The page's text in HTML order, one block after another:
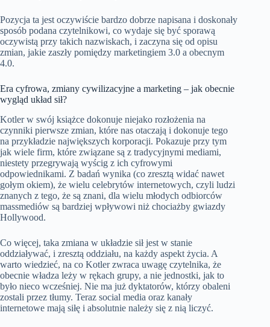
Pozycja ta jest oczywiście bardzo dobrze napisana i doskonały
sposób podana czytelnikowi, co wydaje się być sporawą
oczywistą przy takich nazwiskach, i zaczyna się od opisu
zmian, jakie zaszły pomiędzy marketingiem 3.0 a obecnym
4.0.
Era cyfrowa, zmiany cywilizacyjne a marketing – jak obecnie
wygląd układ sił?
Kotler w swój książce dokonuje niejako rozłożenia na
czynniki pierwsze zmian, które nas otaczają i dokonuje tego
na przykładzie największych korporacji. Pokazuje przy tym
jak wiele firm, które związane są z tradycyjnymi mediami,
niestety przegrywają wyścig z ich cyfrowymi
odpowiednikami. Z badań wynika (co zresztą widać nawet
gołym okiem), że wielu celebrytów internetowych, czyli ludzi
znanych z tego, że są znani, dla wielu młodych odbiorców
massmediów są bardziej wpływowi niż chociażby gwiazdy
Hollywood.
Co więcej, taka zmiana w układzie sił jest w stanie
oddziaływać, i zresztą oddziału, na każdy aspekt życia. A
warto wiedzieć, na co Kotler zwraca uwagę czytelnika, że
obecnie władza leży w rękach grupy, a nie jednostki, jak to
było nieco wcześniej. Nie ma już dyktatorów, którzy obaleni
zostali przez tłumy. Teraz social media oraz kanały
internetowe mają siłę i absolutnie należy się z nią liczyć.